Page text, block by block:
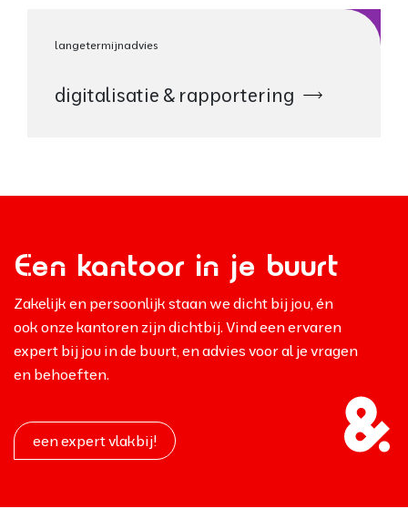
langetermijnadvies
digitalisatie & rapportering
Een kantoor in je buurt
Zakelijk en persoonlijk staan we dicht bij jou, én
ook onze kantoren zijn dichtbij. Vind een ervaren
expert bij jou in de buurt, en advies voor al je vragen
en behoeften.
een expert vlakbij!